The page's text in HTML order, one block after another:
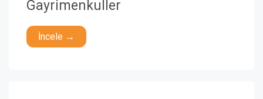
Gayrimenkuller
İncele →